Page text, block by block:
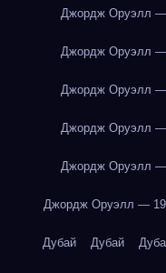
Джордж Оруэлл —
Джордж Оруэлл —
Джордж Оруэлл —
Джордж Оруэлл —
Джордж Оруэлл —
Джордж Оруэлл —
Дубай Дубай